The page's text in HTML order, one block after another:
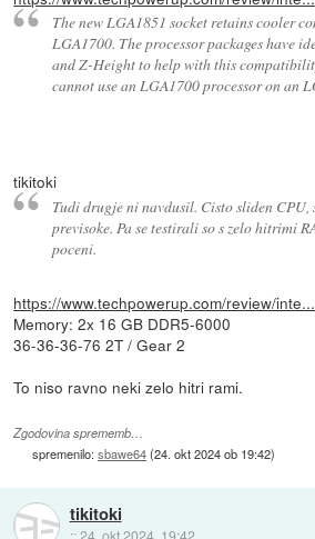
The new LGA1851 socket retains cooler
LGA1700. The processor packages have
and Z-Height to help with this
cannot use an LGA1700 processor on an
tikitoki
Tudi drugje ni navdusil. Cisto sliden CPU,
previsoke. Pa se testirali so s zelo hitrimi
poceni.
https://www.techpowerup.com/review/inte...
Memory: 2x 16 GB DDR5-6000
36-36-36-76 2T / Gear 2
To niso ravno neki zelo hitri rami.
Zgodovina sprememb…
spremenilo:sbawe64(24. okt 2024 ob 19:42)
tikitoki